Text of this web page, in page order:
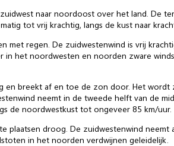
naar noordoost over het land. De
tot vrij krachtig, langs de kust naar
met regen. De zuidwestenwind is vrij
in het noordwesten en noorden zware
breekt af en toe de zon door. Het wordt
neemt in de tweede helft van de
de noordwestkust tot ongeveer 85 km/uur.
plaatsen droog. De zuidwestenwind
in het noorden verdwijnen geleidelijk.